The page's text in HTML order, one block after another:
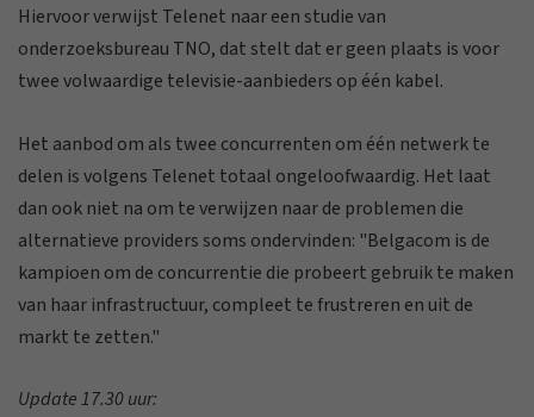
Hiervoor verwijst Telenet naar een studie van
onderzoeksbureau TNO, dat stelt dat er geen plaats is voor
twee volwaardige televisie-aanbieders op één kabel.
Het aanbod om als twee concurrenten om één netwerk te
delen is volgens Telenet totaal ongeloofwaardig. Het laat
dan ook niet na om te verwijzen naar de problemen die
alternatieve providers soms ondervinden: "Belgacom is de
kampioen om de concurrentie die probeert gebruik te maken
van haar infrastructuur, compleet te frustreren en uit de
markt te zetten."
Update 17.30 uur: